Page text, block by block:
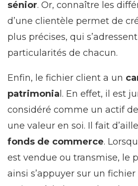
sénior. Or, connaître les
d’une clientèle permet de
plus précises, qui
particularités de chacun.
Enfin, le fichier client a un
patrimonial. En effet, il est
considéré comme un actif de
une valeur en soi. Il fait
fonds de commerce.
est vendue ou transmise, le
ainsi s’appuyer sur un